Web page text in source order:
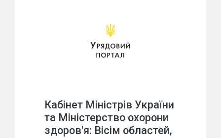
Кабінет Міністрів України
та Міністерство охорони
здоров'я: Вісім областей,